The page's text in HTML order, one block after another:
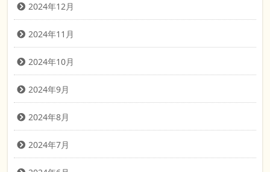
2024年12月
2024年11月
2024年10月
2024年9月
2024年8月
2024年7月